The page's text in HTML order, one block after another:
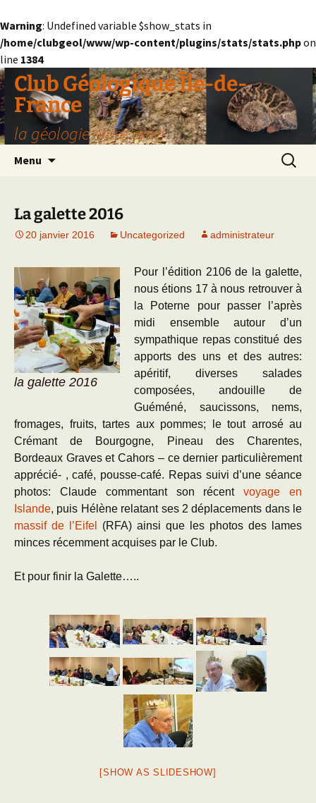
Warning: Undefined variable $show_stats in
/home/clubgeol/www/wp-content/plugins/stats/stats.phpon
line 1384
Aller
au
contenu
Club Géologique Île-de-
France
la géologie entre amis
Menu
La galette 2016
20 janvier 2016 Uncategorized administrateur
la galette 2016
Pour l’édition 2106 de la galette,
nous étions 17 à nous retrouver à
la Poterne pour passer l’après
midi ensemble autour d’un
sympathique repas constitué des
apports des uns et des autres:
apéritif, diverses salades
composées, andouille de
Guéméné, saucissons, nems,
fromages, fruits, tartes aux pommes; le tout arrosé au
Crémant de Bourgogne, Pineau des Charentes,
Bordeaux Graves et Cahors – ce dernier particulièrement
apprécié- , café, pousse-café. Repas suivi d’une séance
photos: Claude commentant son récentvoyage en
Islande, puis Hélène relatant ses 2 déplacements dans le
massif de l’Eifel
(RFA) ainsi que les photos des lames
minces récemment acquises par le Club.
Et pour finir la Galette…..
[SHOW AS SLIDESHOW]